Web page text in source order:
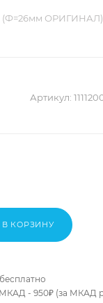
(Ф=26мм ОРИГИНАЛ)
Артикул:
В КОРЗИНУ
- 950₽ (за МКАД